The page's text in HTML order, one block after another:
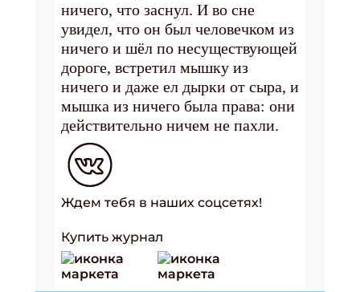
ничего, что заснул. И во сне
увидел, что он был человечком из
ничего и шёл по несуществующей
дороге, встретил мышку из
ничего и даже ел дырки от сыра, и
мышка из ничего была права: они
действительно ничем не пахли.
Ждем тебя в наших соцсетях!
Купить журнал